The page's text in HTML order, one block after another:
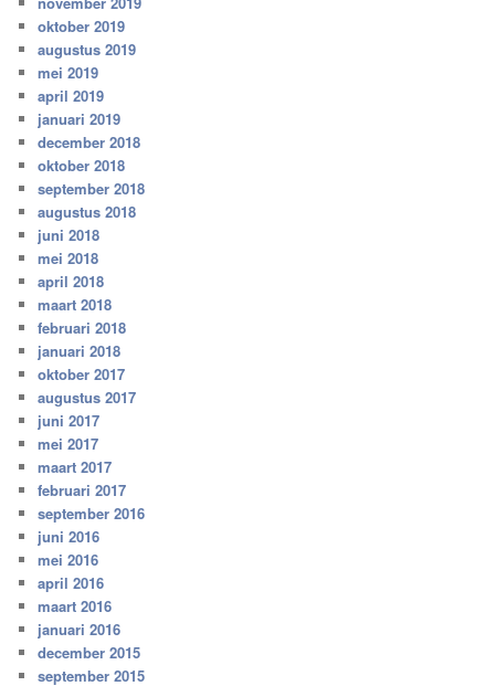
oktober 2019
augustus 2019
mei 2019
april 2019
januari 2019
december 2018
oktober 2018
september 2018
augustus 2018
juni 2018
mei 2018
april 2018
maart 2018
februari 2018
januari 2018
oktober 2017
augustus 2017
juni 2017
mei 2017
maart 2017
februari 2017
september 2016
juni 2016
mei 2016
april 2016
maart 2016
januari 2016
december 2015
september 2015